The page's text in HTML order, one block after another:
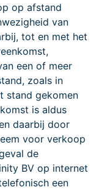
op afstand
van
tot en met het
een of meer
zoals in
stand gekomen
is aldus
daarbij door
voor verkoop
de
BV op internet
een